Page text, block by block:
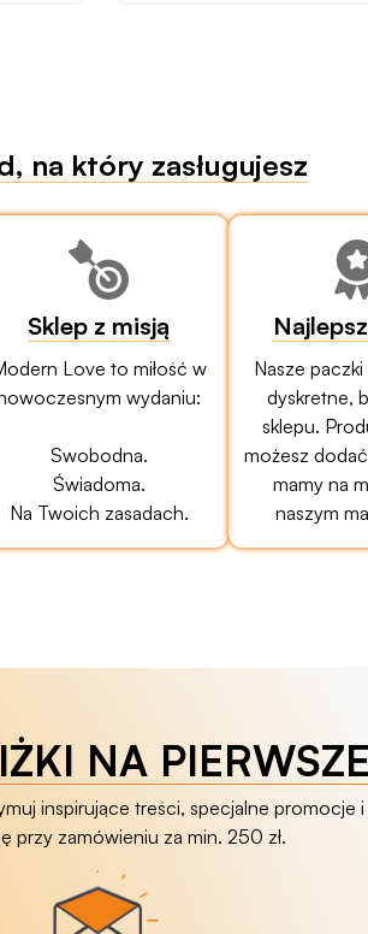
na który zasługujesz
Sklep z misją
Love to miłość w
wydaniu:
Swobodna.
Świadoma.
Na Twoich zasadach.
Nasze
dyskretne,
sklepu.
możesz
mamy na
naszym
NA
inspirujące treści, specjalne promocje i
przy zamówieniu za min. 250 zł.